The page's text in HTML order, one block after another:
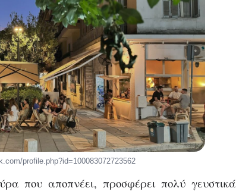
ΠΡΟΤΑΣΕΙΣ
Ο χώρος που
αισθητικές
profile.php?id=100083072723562
που αποπνέει, προσφέρει πολύ γευστικά